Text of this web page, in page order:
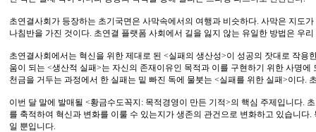
초연결사회가 등장하는 초기국면은 사막속에서의 여행과 비슷하다. 사막은 지도
나침반을 가진 것이다. 초연결 플랫폼 사회에서 길을 잃지 않는 유일한 방법은 우
초연결사회에서는 혁신을 위한 제대로 된 <실패의 생산성>이 성공의 잣대로 작
움이 되는 <생산적 실패>는 자신의 존재이유인 목적과 이를 구현하기 위한 사명
천금을 거두는 과정에서 한 실패는 밑 빠진 독에 물붓는 <실패를 위한 실패>이다
이번 달 말에 발매될 <황금수도꼭지: 목적경영이 만든 기적>의 핵심 주제입니다.
를 축적하여 혁신과 변화를 이룰 수 있는지가 생존의 관건으로 변화하고 있습니
일 뿐입니다.